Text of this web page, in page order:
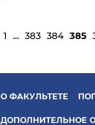
1 ... 383 384 385
О ФАКУЛЬТЕТЕ
ДОПОЛНИТЕЛЬНОЕ